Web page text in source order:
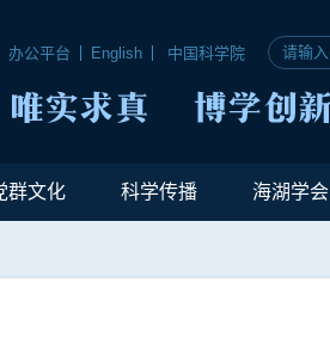
办公平台 English 中国科学院
群文化 科学传播 海湖学会